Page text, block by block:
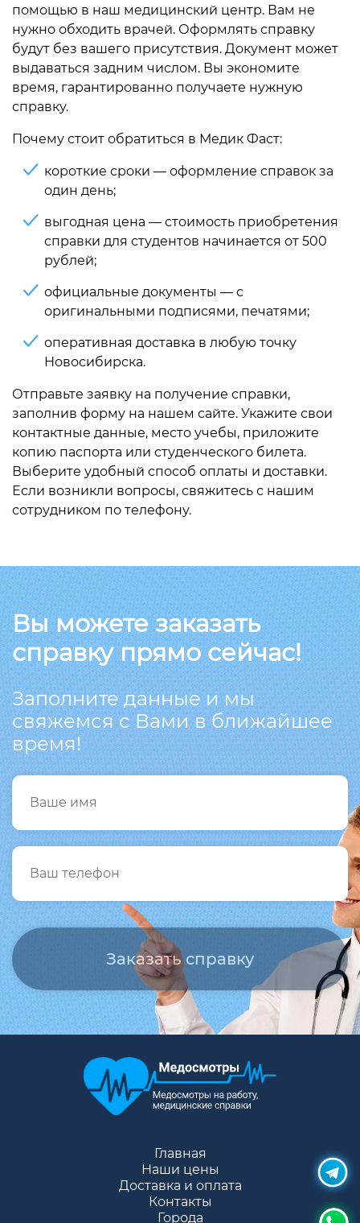
помощью в наш медицинский центр. Вам не
нужно обходить врачей. Оформлять справку
будут без вашего присутствия. Документ может
выдаваться задним числом. Вы экономите
время, гарантированно получаете нужную
справку.
Почему стоит обратиться в Медик Фаст:
короткие сроки — оформление справок за
один день;
выгодная цена — стоимость приобретения
справки для студентов начинается от 500
рублей;
официальные документы — с
оригинальными подписями, печатями;
оперативная доставка в любую точку
Новосибирска.
Отправьте заявку на получение справки,
заполнив форму на нашем сайте. Укажите свои
контактные данные, место учебы, приложите
копию паспорта или студенческого билета.
Выберите удобный способ оплаты и доставки.
Если возникли вопросы, свяжитесь с нашим
сотрудником по телефону.
Вы можете заказать
справку прямо сейчас!
Заполните данные и мы
свяжемся с Вами в ближайшее
время!
Главная
Наши цены
Доставка и оплата
Контакты
Города